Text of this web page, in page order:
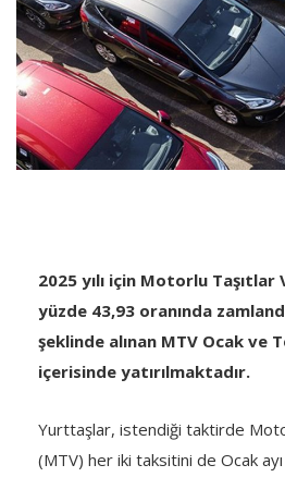
2025 yılı için Motorlu
yüzde 43,93 oranında
şeklinde alınan MTV Ocak ve
içerisinde yatırılmaktadır.
Yurttaşlar, istendiği taktirde
(MTV) her iki taksitini de Ocak